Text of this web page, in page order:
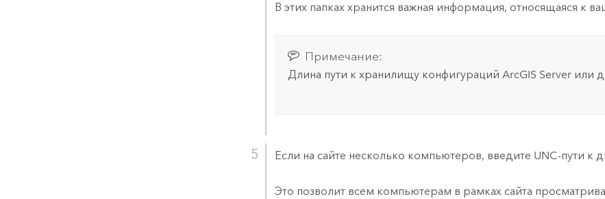
В этих папках хранится важная информация, относящаяся к
Примечание:
Длина пути к хранилищу конфигураций ArcGIS Serverили
Если на сайте несколько компьютеров, введите UNC-пути
Это позволит всем компьютерам в рамках сайта